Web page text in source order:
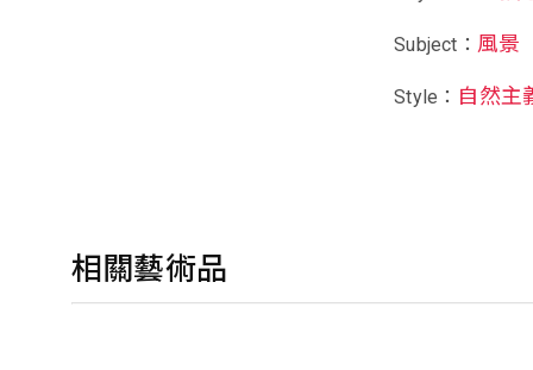
Subject： 風景
Style： 自然主
相關藝術品